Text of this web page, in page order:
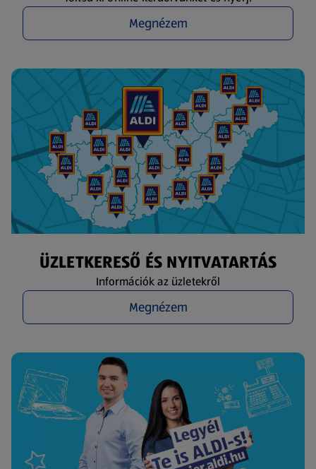
Megnézem
ÜZLETKERESŐ ÉS NYITVATARTÁS
Információk az üzletekről
Megnézem